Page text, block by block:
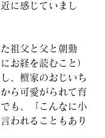
に感じていまし
祖父と父と朝勤
お経を読むこと）
、檀家のおじいち
ら可愛がられて育
も、「こんなに小
われることもあり